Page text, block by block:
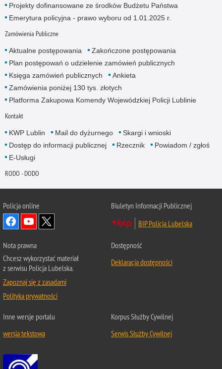
Projekty dofinansowane ze środków Budżetu Państwa
Emerytura policyjna - prawo wyboru od 1.01.2025 r.
Zamówienia Publiczne
Aktualne postępowania
Zakończone postępowania
Plan postępowań o udzielenie zamówień publicznych
Księga zamówień publicznych
Ankieta
Zamówienia poniżej 130 tys. złotych
Platforma Zakupowa Komendy Wojewódzkiej Policji Lublinie
Kontakt
KWP Lublin Mail do dyżurnego
Skargi i wnioski
Dostęp do informacji publicznej
Rzecznik
Powiadom / zgłoś
E-Usługi
RODO - DODO
Policja online
Biuletyn Informacji Publicznej
BIP Policja Lubelska
Nota prawna
Chcesz wykorzystać materiał
z serwisu Policja Lubelska.
Zapoznaj się z zasadami
Polityka prywatności
Dostępność
Deklaracja dostępności
Inne wersje portalu
wersja tekstowa
Korpus Służby Cywilnej
Serwis Służby Cywilnej